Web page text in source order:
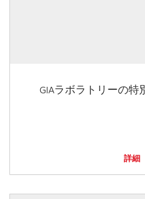
GIAラボラトリーの特
詳細